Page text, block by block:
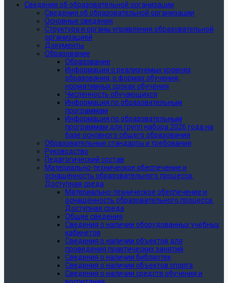
Сведения об образовательной организации
Сведения об образовательной организации
Основные сведения
Структура и органы управления образовательной
организацией
Документы
Образование
Образование
Информация о реализуемых уровнях
образования, о формах обучения,
нормативных сроках обучения
Численность обучающихся
Информация по образовательным
программам
Информация по образовательным
программам для групп набора 2026 года на
базе основного общего образования
Образовательные стандарты и требования
Руководство
Педагогический состав
Материально-техническое обеспечение и
оснащённость образовательного процесса.
Доступная среда
Материально-техническое обеспечение и
оснащённость образовательного процесса.
Доступная среда
Общие сведения
Сведения о наличии оборудованных учебных
кабинетов
Сведения о наличии объектов для
проведения практических занятий
Сведения о наличии библиотек
Сведения о наличии объектов спорта
Сведения о наличии средств обучения и